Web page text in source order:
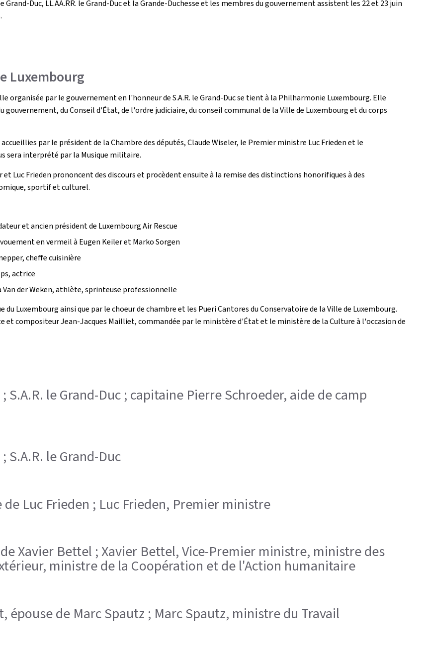
Duc, LL.AA.RR. le Grand-Duc et la Grande-Duchesse et les membres du gouvernement assistent les 22 et 23 juin
Luxembourg
organisée par le gouvernement en l'honneur de S.A.R. le Grand-Duc se tient à la Philharmonie Luxembourg. Elle
du Conseil d'État, de l'ordre judiciaire, du conseil communal de la Ville de Luxembourg et du corps
par le président de la Chambre des députés, Claude Wiseler, le Premier ministre Luc Frieden et le
sera interprété par la Musique militaire.
et Luc Frieden prononcent des discours et procèdent ensuite à la remise des distinctions honorifiques à des
sportif et culturel.
et ancien président de Luxembourg Air Rescue
en vermeil à Eugen Keiler et Marko Sorgen
cheffe cuisinière
actrice
Van der Weken, athlète, sprinteuse professionnelle
Luxembourg ainsi que par le choeur de chambre et les Pueri Cantores du Conservatoire de la Ville de Luxembourg.
et compositeur Jean-Jacques Mailliet, commandée par le ministère d'État et le ministère de la Culture à l'occasion de
S.A.R. le Grand-Duc ; capitaine Pierre Schroeder, aide de camp
S.A.R. le Grand-Duc
Luc Frieden ; Luc Frieden, Premier ministre
Xavier Bettel ; Xavier Bettel, Vice-Premier ministre, ministre des
ministre de la Coopération et de l'Action humanitaire
épouse de Marc Spautz ; Marc Spautz, ministre du Travail